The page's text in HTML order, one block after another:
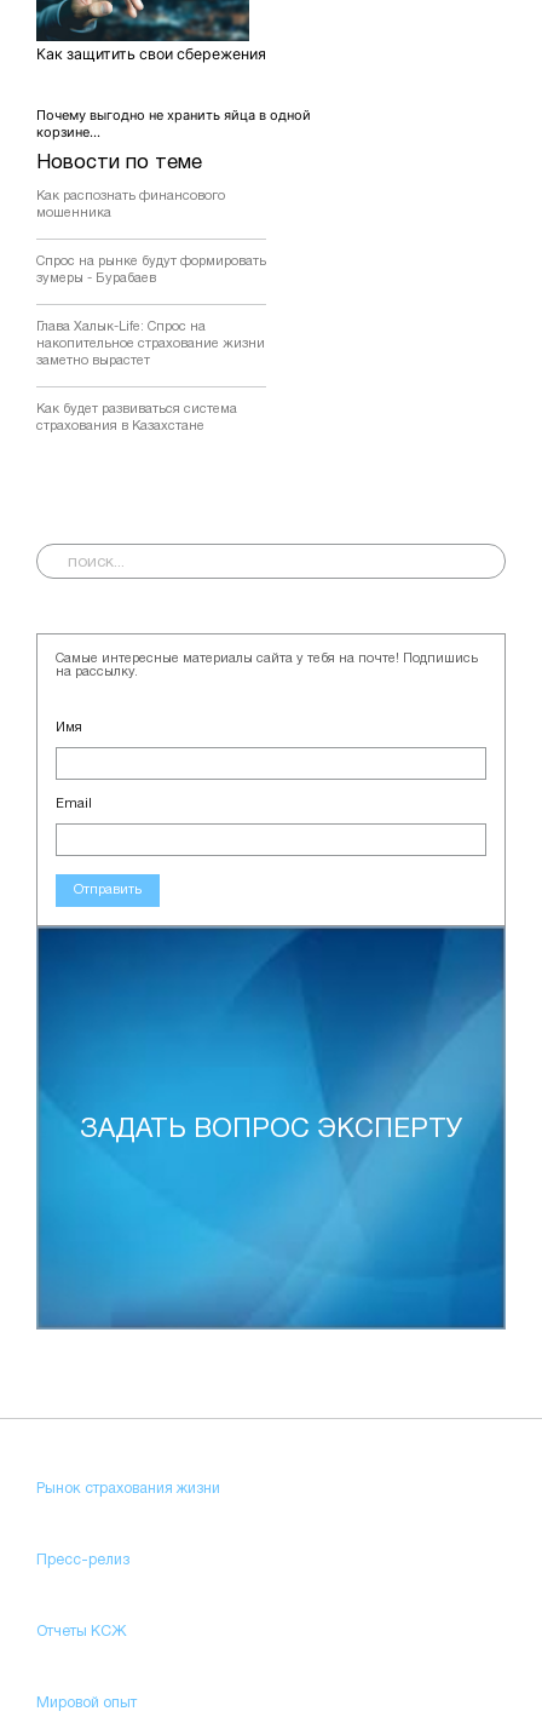
Новости по теме
Как распознать финансового
мошенника
Спрос на рынке будут формировать
зумеры - Бурабаев
Глава Халык-Life: Спрос на
накопительное страхование жизни
заметно вырастет
Как будет развиваться система
страхования в Казахстане
Как защитить свои сбережения
Почему выгодно не хранить яйца в одной
корзине...
Самые интересные материалы сайта у тебя на почте! Подпишись
на рассылку.
Имя
Email
Отправить
ЗАДАТЬ ВОПРОС ЭКСПЕРТУ
Рынок страхования жизни
Пресс-релиз
Отчеты КСЖ
Мировой опыт